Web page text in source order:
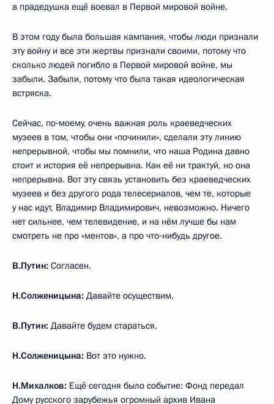
а прадедушка ещё воевал в Первой мировой войне.
В этом году была большая кампания, чтобы люди признали
эту войну и все эти жертвы признали своими, потому что
сколько людей погибло в Первой мировой войне, мы
забыли. Забыли, потому что была такая идеологическая
встряска.
Сейчас, по‑моему, очень важная роль краеведческих
музеев в том, чтобы они «починили», сделали эту линию
непрерывной, чтобы мы помнили, что наша Родина давно
стоит и история её непрерывна. Как её ни трактуй, но она
непрерывна. Вот эту связь установить без краеведческих
музеев и без другого рода телесериалов, чем те, которые
у нас идут, Владимир Владимирович, невозможно. Ничего
нет сильнее, чем телевидение, и на нём лучше бы нам
смотреть не про «ментов», а про что‑нибудь другое.
В.Путин: Согласен.
Н.Солженицына: Давайте осуществим.
В.Путин: Давайте будем стараться.
Н.Солженицына: Вот это нужно.
Н.Михалков: Ещё сегодня было событие: Фонд передал
Дому русского зарубежья огромный архив Ивана